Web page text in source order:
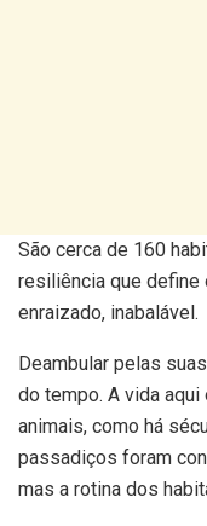
São cerca de 160
resiliência que define
enraizado, inabalável.
Deambular pelas
do tempo. A vida
animais, como há
passadiços foram
mas a rotina dos